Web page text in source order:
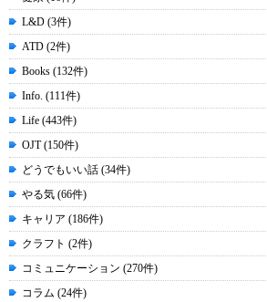
L&D (3件)
ATD (2件)
Books (132件)
Info. (111件)
Life (443件)
OJT (150件)
どうでもいい話 (34件)
やる気 (66件)
キャリア (186件)
クラフト (2件)
コミュニケーション (270件)
コラム (24件)